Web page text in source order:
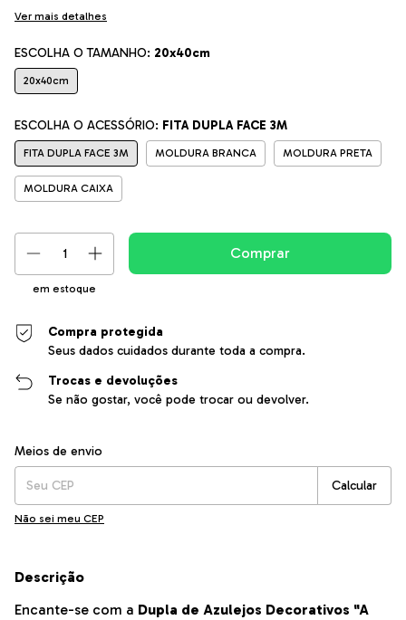
Ver mais detalhes
ESCOLHA O TAMANHO: 20x40cm
20x40cm
ESCOLHA O ACESSÓRIO: FITA DUPLA FACE 3M
FITA DUPLA FACE 3M MOLDURA BRANCA MOLDURA PRETA
MOLDURA CAIXA
em estoque
Compra protegida
Seus dados cuidados durante toda a compra.
Trocas e devoluções
Se não gostar, você pode trocar ou devolver.
Entregas para o CEP:
Meios de envio
Calcular
Não sei meu CEP
Descrição
Encante-se com a Dupla de Azulejos Decorativos "A